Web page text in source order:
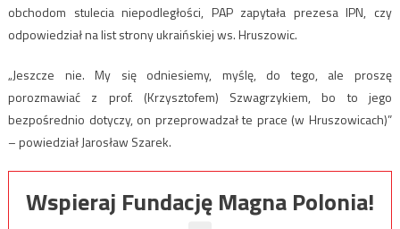
obchodom stulecia niepodległości, PAP zapytała prezesa IPN, czy
odpowiedział na list strony ukraińskiej ws. Hruszowic.
„Jeszcze nie. My się odniesiemy, myślę, do tego, ale proszę
porozmawiać z prof. (Krzysztofem) Szwagrzykiem, bo to jego
bezpośrednio dotyczy, on przeprowadzał te prace (w Hruszowicach)”
– powiedział Jarosław Szarek.
Wspieraj Fundację Magna Polonia!